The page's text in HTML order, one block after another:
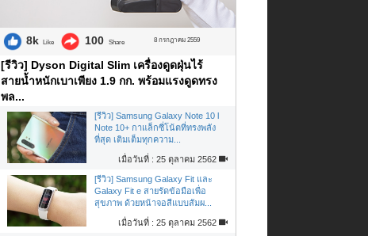
8k Like 100 Share 8 กรกฎาคม 2559
[รีวิว] Dyson Digital Slim เครื่องดูดฝุ่นไร้
สายน้ำหนักเบาเพียง 1.9 กก. พร้อมแรงดูดทรง
พล...
[รีวิว] Samsung Galaxy Note 10 l
Note 10+ กาแล็กซี่โน้ตที่ทรงพลัง
ที่สุด เติมเต็มทุกความ...
เมื่อวันที่ : 25 ตุลาคม 2562
[รีวิว] Samsung Galaxy Fit และ
Galaxy Fit e สายรัดข้อมือเพื่อ
สุขภาพ ด้วยหน้าจอสีแบบสัมผ...
เมื่อวันที่ : 25 ตุลาคม 2562